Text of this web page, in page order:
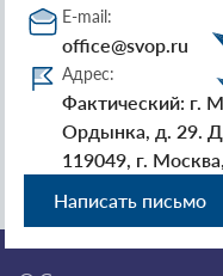
E-mail:
office@svop.ru
Адрес:
Фактический: г.
Ордынка, д. 29.
119049, г.
Написать письмо